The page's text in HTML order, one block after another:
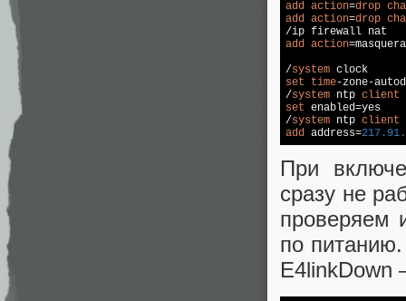
add action=drop
add
action=drop
add
action
/system
set
time-zone-
/system ntp client
set enabled=yes
/system ntp client
add
address=217.91
При
сразу не
проверяем
по
E4linkDown